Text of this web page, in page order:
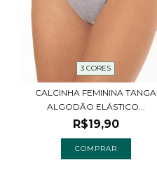
3 CORES
CALCINHA FEMININA TANGA
ALGODÃO ELÁSTICO...
R$19,90
COMPRAR